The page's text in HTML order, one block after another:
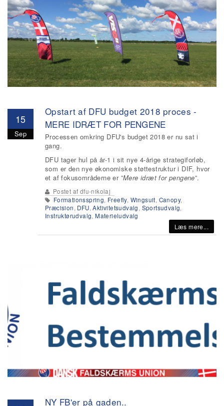
15
Sep
Opstart af DFU budget 2018 proces -
MERE IDRÆT FOR PENGENE
Processen omkring DFU's budget 2018 er nu sat i
gang.
DFU tager hul på år-1 i sit nye 4-årige strategiforløb,
som er den nye økonomiske støttestruktur i DIF, hvor
et af fokusområderne er ”Mere idræt for pengene”.
Postet af dfu-nikolaj
Formationsspring, Freefly, Wingsuit, Canopy,
Præcision, DFU,Aktivitetsudvalg, Sportsudvalg,
Instruktørudvalg,Materieludvalg
Læs mere...
NY FB'er på gaden..